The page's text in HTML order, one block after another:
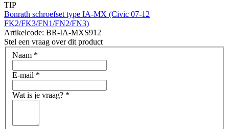
TIP
Bonrath schroefset type IA-MX (Civic 07-12
FK2/FK3/FN1/FN2/FN3)
Artikelcode: BR-IA-MXS912
Stel een vraag over dit product
Naam *
E-mail *
Wat is je vraag? *